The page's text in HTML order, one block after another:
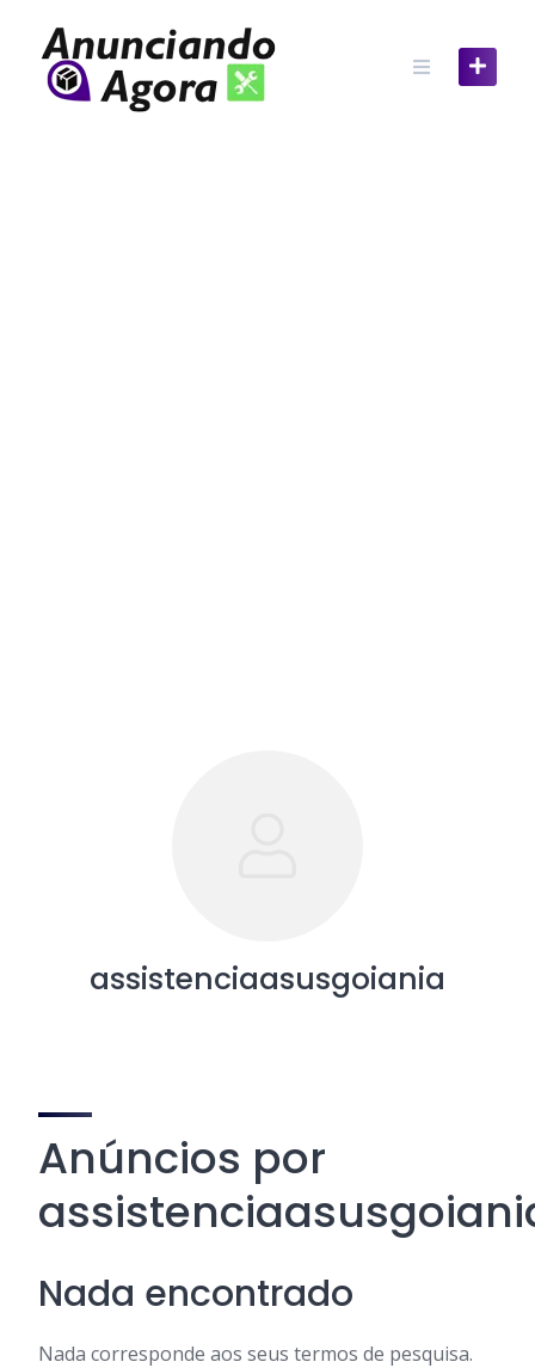
assistenciaasusgoiania
Anúncios por
Nada encontrado
Nada corresponde aos seus termos de pesquisa.